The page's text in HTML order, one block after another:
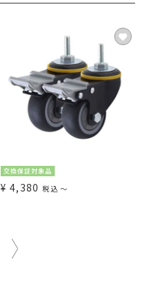
交換保証対象品
¥ 4,380 税込 〜